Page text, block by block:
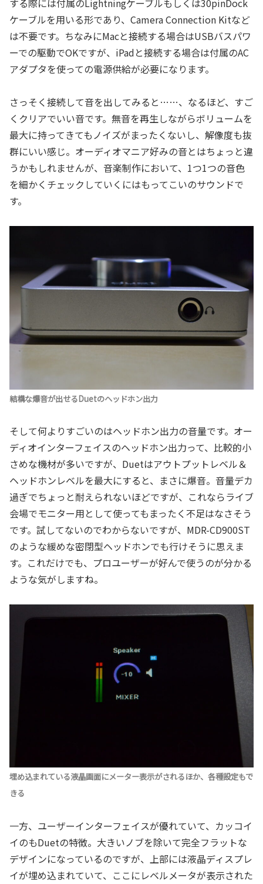
ケーブルを用いる形であり、Camera Connection Kitなど
は不要です。ちなみにMacと接続する場合はUSBバスパワ
ーでの駆動でOKですが、iPadと接続する場合は付属のAC
アダプタを使っての電源供給が必要になります。
さっそく接続して音を出してみると……、なるほど、すご
くクリアでいい音です。無音を再生しながらボリュームを
最大に持ってきてもノイズがまったくないし、解像度も抜
群にいい感じ。オーディオマニア好みの音とはちょっと違
うかもしれませんが、音楽制作において、1つ1つの音色
を細かくチェックしていくにはもってこいのサウンドで
す。
結構な爆音が出せるDuetのヘッドホン出力
そして何よりすごいのはヘッドホン出力の音量です。オー
ディオインターフェイスのヘッドホン出力って、比較的小
さめな機材が多いですが、Duetはアウトプットレベル＆
ヘッドホンレベルを最大にすると、まさに爆音。音量デカ
過ぎでちょっと耐えられないほどですが、これならライブ
会場でモニター用として使ってもまったく不足はなさそう
です。試してないのでわからないですが、MDR-CD900ST
のような緩めな密閉型ヘッドホンでも行けそうに思えま
す。これだけでも、プロユーザーが好んで使うのが分かる
ような気がしますね。
埋め込まれている液晶画面にメーター表示がされるほか、各種設定もで
きる
一方、ユーザーインターフェイスが優れていて、カッコイ
イのもDuetの特徴。大きいノブを除いて完全フラットな
デザインになっているのですが、上部には液晶ディスプレ
イが埋め込まれていて、ここにレベルメータが表示された